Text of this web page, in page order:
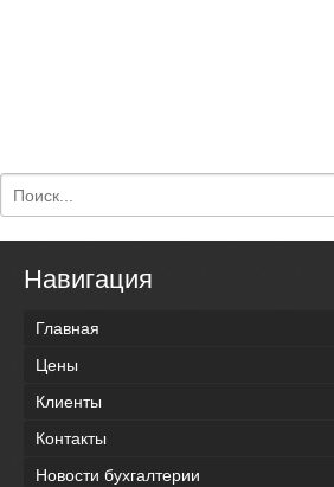
Навигация
Главная
Цены
Клиенты
Контакты
Новости бухгалтерии